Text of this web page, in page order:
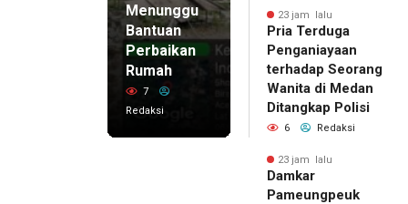
Menunggu
Bantuan
Perbaikan
Rumah
7
Redaksi
23 jam lalu
Pria Terduga
Penganiayaan
terhadap Seorang
Wanita di Medan
Ditangkap Polisi
6 Redaksi
23 jam lalu
Damkar
Pameungpeuk